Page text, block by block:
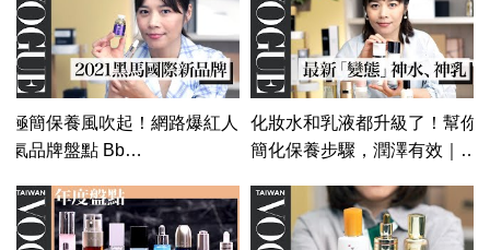
養
極簡保養風吹起！網路爆紅人
氣品牌盤點 Bb
ARgENTUM、
BIOEFFECT、FILORGA｜美
化妝水和乳液都升級了！幫你
簡化保養步驟，潤澤有效｜美
Taiwan